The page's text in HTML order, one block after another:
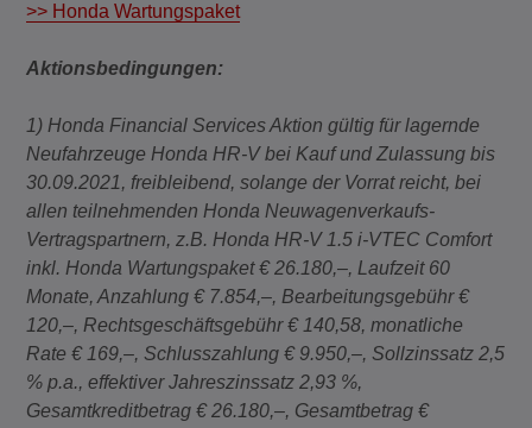
>> Honda Wartungspaket
Aktionsbedingungen:
1) Honda Financial Services Aktion gültig für lagernde
Neufahrzeuge Honda HR-V bei Kauf und Zulassung bis
30.09.2021, freibleibend, solange der Vorrat reicht, bei
allen teilnehmenden Honda Neuwagenverkaufs-
Vertragspartnern, z.B. Honda HR-V 1.5 i-VTEC Comfort
inkl. Honda Wartungspaket € 26.180,–, Laufzeit 60
Monate, Anzahlung € 7.854,–, Bearbeitungsgebühr €
120,–, Rechtsgeschäftsgebühr € 140,58, monatliche
Rate € 169,–, Schlusszahlung € 9.950,–, Sollzinssatz 2,5
% p.a., effektiver Jahreszinssatz 2,93 %,
Gesamtkreditbetrag € 26.180,–, Gesamtbetrag €